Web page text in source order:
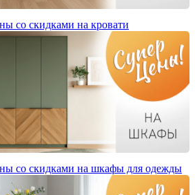
со скидками на кровати
со скидками на шкафы для одежды